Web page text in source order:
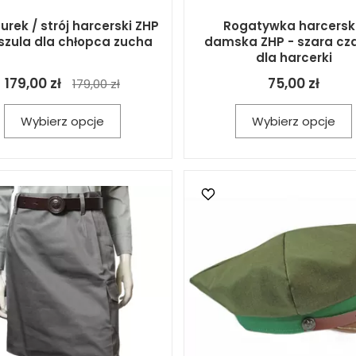
/ strój harcerski ZHP
dla chłopca zucha
179,00 zł 179,00 zł
Wybierz opcje
Rogatywka
damska ZHP - szara
dla harcerki
75,00 zł
Wybierz opcje